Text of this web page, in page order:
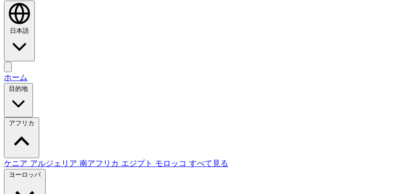
日本語
ホーム
目的地
アフリカ
ケニア アルジェリア 南アフリカ エジプト モロッコ すべて見る
ヨーロッパ